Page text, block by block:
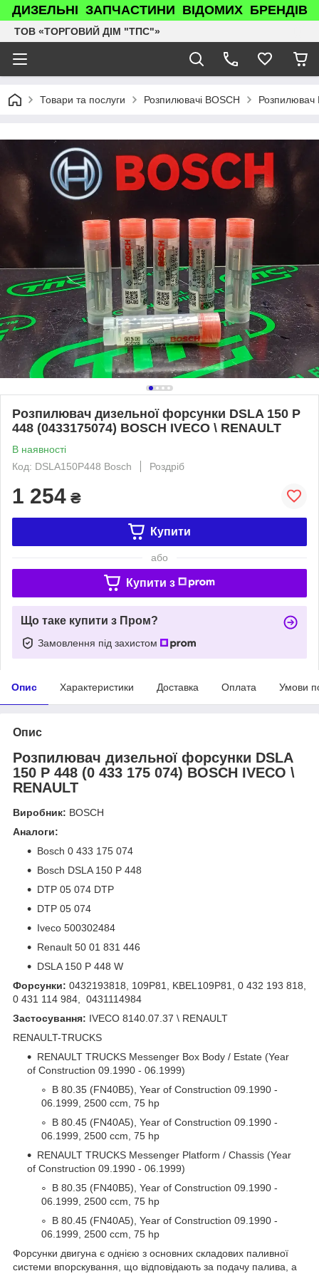
ДИЗЕЛЬНІ ЗАПЧАСТИНИ ВІДОМИХ БРЕНДІВ
ТОВ «ТОРГОВИЙ ДІМ "ТПС"»
Товари та послуги Розпилювачі BOSCH Розпилювач
Розпилювач дизельної форсунки DSLA 150 P
448 (0433175074) BOSCH IVECO \ RENAULT
В наявності
Код: DSLA150P448 Bosch
Роздріб
1 254 ₴
Купити
або
Купити з
Що таке купити з Пром?
Замовлення під захистом
Опис Характеристики Доставка Оплата Умови
Опис
Розпилювач дизельної форсунки DSLA
150 P 448 (0 433 175 074) BOSCH IVECO \
RENAULT
Виробник: BOSCH
Аналоги:
Bosch 0 433 175 074
Bosch DSLA 150 P 448
DTP 05 074 DTP
DTP 05 074
Iveco 500302484
Renault 50 01 831 446
DSLA 150 P 448 W
Форсунки: 0432193818, 109P81, KBEL109P81, 0 432 193 818,
0 431 114 984, 0431114984
Застосування: IVECO 8140.07.37 \ RENAULT
RENAULT-TRUCKS
RENAULT TRUCKS Messenger Box Body / Estate (Year
of Construction 09.1990 - 06.1999)
B 80.35 (FN40B5), Year of Construction 09.1990 -
06.1999, 2500 ccm, 75 hp
B 80.45 (FN40A5), Year of Construction 09.1990 -
06.1999, 2500 ccm, 75 hp
RENAULT TRUCKS Messenger Platform / Chassis (Year
of Construction 09.1990 - 06.1999)
B 80.35 (FN40B5), Year of Construction 09.1990 -
06.1999, 2500 ccm, 75 hp
B 80.45 (FN40A5), Year of Construction 09.1990 -
06.1999, 2500 ccm, 75 hp
Форсунки двигуна є однією з основних складових паливної
системи впорскування, що відповідають за подачу палива, а